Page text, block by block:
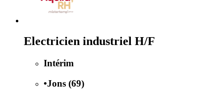
Electricien industriel H/F
Intérim
•Jons (69)